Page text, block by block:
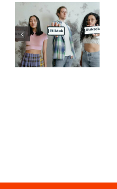
Najlepsze
aplikacje do
edytowania
wideo do
tworzenia
dzieł na